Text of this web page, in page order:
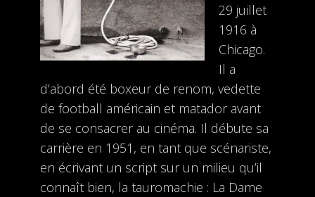
29 juillet
1916 à
Chicago.
Il a
d’abord été boxeur de renom, vedette
de football américain et matador avant
de se consacrer au cinéma. Il débute sa
carrière en 1951, en tant que scénariste,
en écrivant un script sur un milieu qu’il
connaît bien, la tauromachie : La Dame